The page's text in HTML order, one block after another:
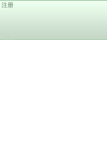
注册